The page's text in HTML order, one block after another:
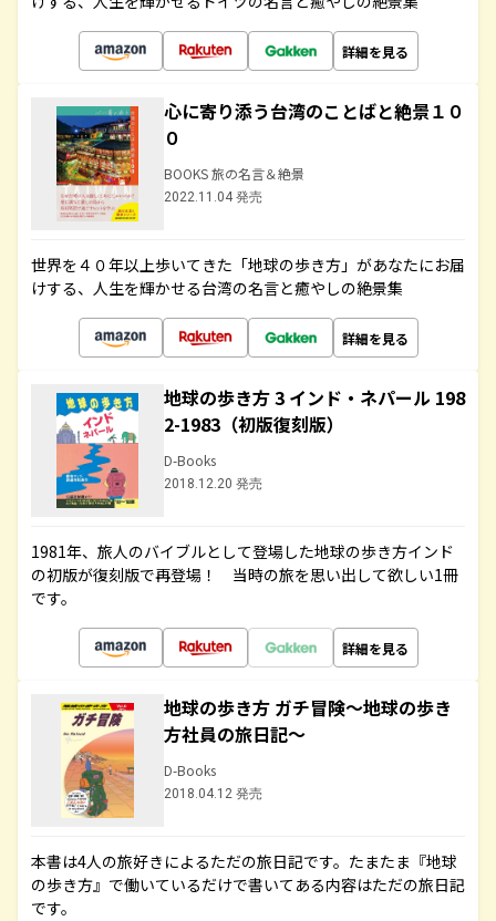
詳細を見る
心に寄り添う台湾のことばと絶景１０
０
BOOKS 旅の名言＆絶景
2022.11.04 発売
世界を４０年以上歩いてきた「地球の歩き方」があなたにお届
けする、人生を輝かせる台湾の名言と癒やしの絶景集
詳細を見る
地球の歩き方 3 インド・ネパール 198
2-1983（初版復刻版）
D-Books
2018.12.20 発売
1981年、旅人のバイブルとして登場した地球の歩き方インド
の初版が復刻版で再登場！ 当時の旅を思い出して欲しい1冊
です。
詳細を見る
地球の歩き方 ガチ冒険～地球の歩き
方社員の旅日記～
D-Books
2018.04.12 発売
本書は4人の旅好きによるただの旅日記です。たまたま『地球
の歩き方』で働いているだけで書いてある内容はただの旅日記
です。